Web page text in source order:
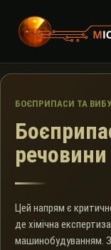
БОЄПРИПАСИ ТА
речовини
Цей напрям є
де хімічна
машинобудуванням. З